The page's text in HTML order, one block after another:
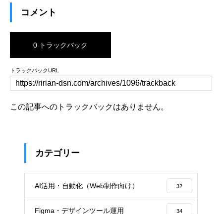
コメント
0 トラックバック
トラックバックURL
この記事へのトラックバックはありません。
カテゴリー
AI活用・自動化（Web制作向け） 32
Figma・デザインツール運用 34